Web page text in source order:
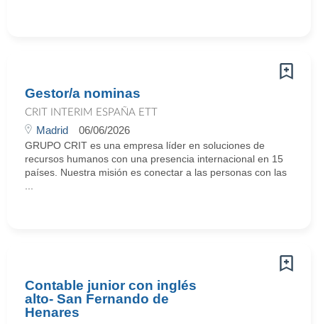
Gestor/a nominas
CRIT INTERIM ESPAÑA ETT
Madrid 06/06/2026
GRUPO CRIT es una empresa líder en soluciones de
recursos humanos con una presencia internacional en 15
países. Nuestra misión es conectar a las personas con las
Contable junior con inglés
alto- San Fernando de
Henares